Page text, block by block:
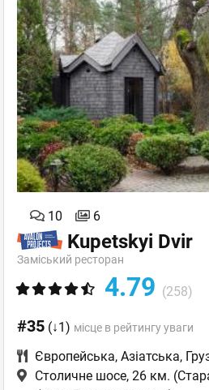
10 6
Kupetskyi Dvir
Заміський ресторан
4.79 (258)
#35 (↓1) місце в рейтингу уваги
Європейська, Азіатська,
Столичне шосе, 26 км.